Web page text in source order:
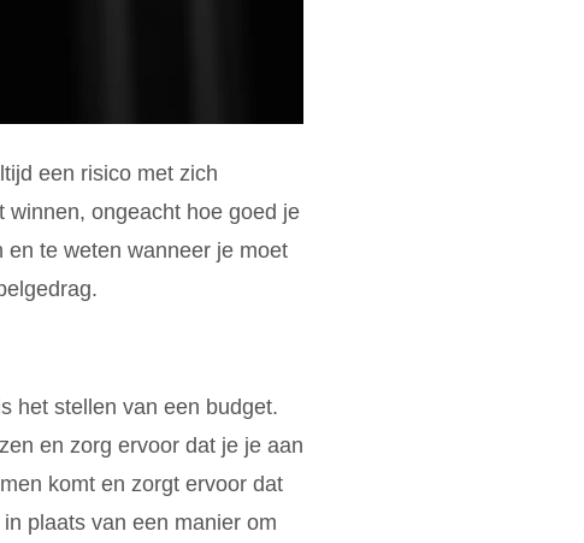
een risico met zich
ongeacht hoe goed je
te weten wanneer je moet
het stellen van een budget.
en zorg ervoor dat je je aan
komt en zorgt ervoor dat
plaats van een manier om